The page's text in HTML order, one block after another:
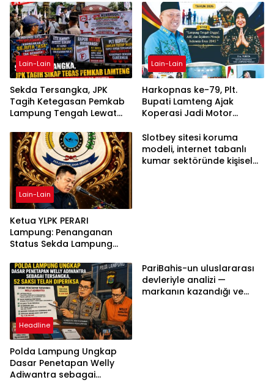
Lain-Lain
Sekda Tersangka, JPK
Tagih Ketegasan Pemkab
Lampung Tengah Lewat
Lain-Lain
Harkopnas ke-79, Plt.
Bupati Lamteng Ajak
Koperasi Jadi Motor
Lain-Lain
Ketua YLPK PERARI
Lampung: Penanganan
Status Sekda Lampung
Berdasarkan Aturan,
Bukan Tekanan Opini
Slotbey sitesi koruma
modeli, internet tabanlı
kumar sektöründe kişisel
Headline
Polda Lampung Ungkap
Dasar Penetapan Welly
Adiwantra sebagai
PariBahis-un uluslararası
devleriyle analizi —
markanın kazandığı ve